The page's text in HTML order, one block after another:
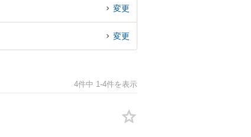
変更
変更
4件中 1-4件を表示